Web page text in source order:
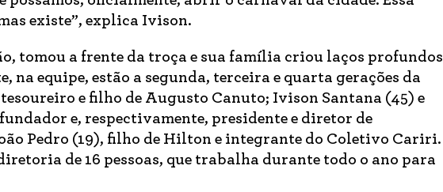
existe”, explica Ivison.
tomou a frente da troça e sua família criou laços profundos
na equipe, estão a segunda, terceira e quarta gerações da
e filho de Augusto Canuto; Ivison Santana (45) e
e, respectivamente, presidente e diretor de
Pedro (19), filho de Hilton e integrante do Coletivo Cariri.
de 16 pessoas, que trabalha durante todo o ano para